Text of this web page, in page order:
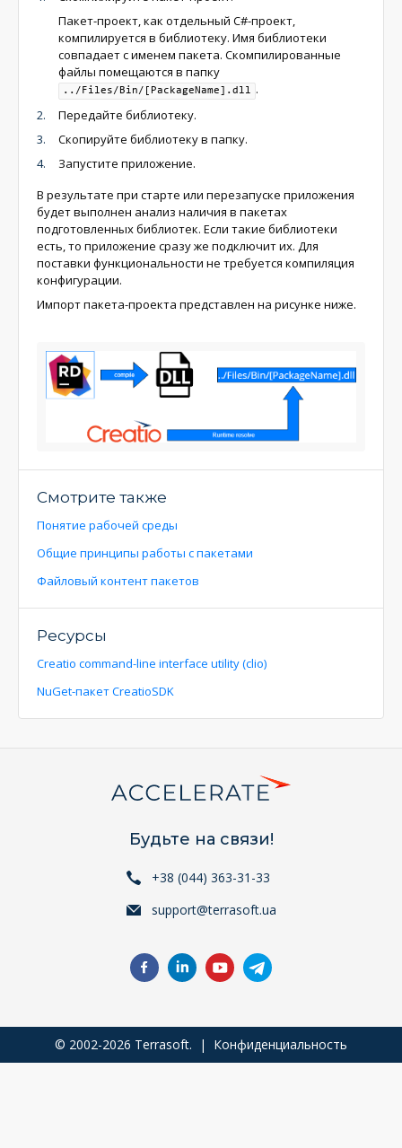
Пакет-проект, как отдельный C#-проект,
компилируется в библиотеку. Имя библиотеки
совпадает с именем пакета. Скомпилированные
файлы помещаются в папку
../Files/Bin/[PackageName].dll .
Передайте библиотеку.
Скопируйте библиотеку в папку.
Запустите приложение.
В результате при старте или перезапуске приложения
будет выполнен анализ наличия в пакетах
подготовленных библиотек. Если такие библиотеки
есть, то приложение сразу же подключит их. Для
поставки функциональности не требуется компиляция
конфигурации.
Импорт пакета-проекта представлен на рисунке ниже.
Смотрите также
Понятие рабочей среды
Общие принципы работы с пакетами
Файловый контент пакетов
Ресурсы
Creatio command-line interface utility (clio)
NuGet-пакет CreatioSDK
Будьте на связи!
+38 (044) 363-31-33
support@terrasoft.ua
© 2002-2026 Terrasoft. | Конфиденциальность